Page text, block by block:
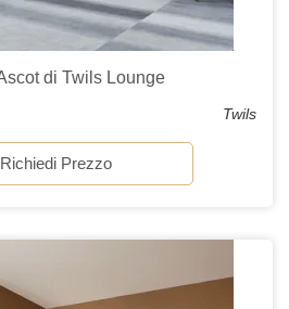
di Twils Lounge
Twils
Richiedi Prezzo